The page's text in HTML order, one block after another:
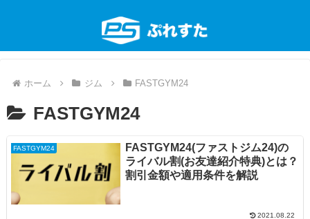
ホーム ジム FASTGYM24
FASTGYM24
FASTGYM24
FASTGYM24(ファストジム24)の
ライバル割(お友達紹介特典)とは？
割引金額や適用条件を解説
2021.08.22